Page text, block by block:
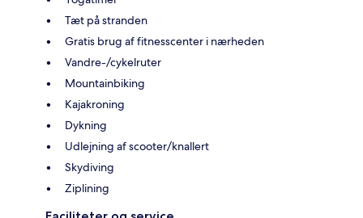
Tæt på stranden
Gratis brug af fitnesscenter i nærheden
Vandre-/cykelruter
Mountainbiking
Kajakroning
Dykning
Udlejning af scooter/knallert
Skydiving
Ziplining